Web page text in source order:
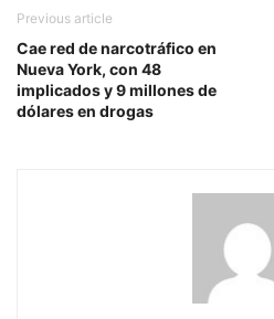
Previous article
Cae red de narcotráfico en
Nueva York, con 48
implicados y 9 millones de
dólares en drogas